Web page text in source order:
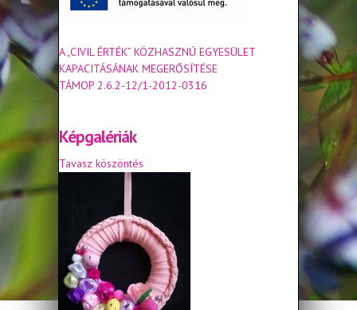
A „CIVIL ÉRTÉK” KÖZHASZNÚ EGYESÜLET
KAPACITÁSÁNAK MEGERŐSÍTÉSE
TÁMOP 2.6.2-12/1-2012-0316
Képgalériák
Tavasz köszöntés